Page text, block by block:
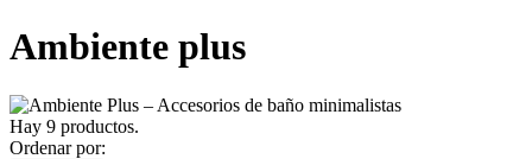
Ambiente plus
Hay 9 productos.
Ordenar por: